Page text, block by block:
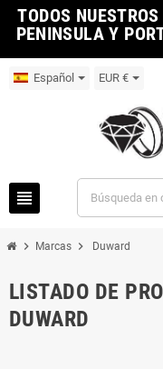
TODOS
PENINSULA Y
Español EUR €
view_headline
chevron_right Marcas chevron_right Duward
LISTADO DE
DUWARD